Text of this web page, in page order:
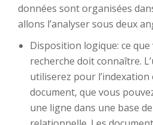
données sont organisées
allons l’analyser sous deux
Disposition logique: ce
recherche doit connaître.
utiliserez pour
document, que vous
une ligne dans une base